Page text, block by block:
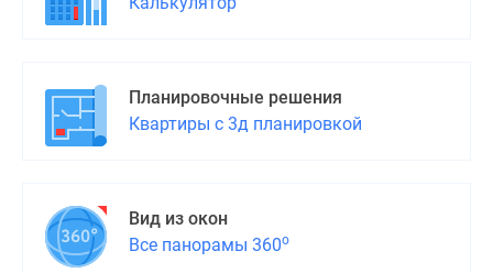
Планировочные решения
Квартиры с 3д планировкой
Вид из окон
Все панорамы 360о